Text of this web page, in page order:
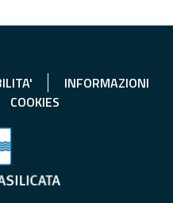
INFORMAZIONI
COOKIES